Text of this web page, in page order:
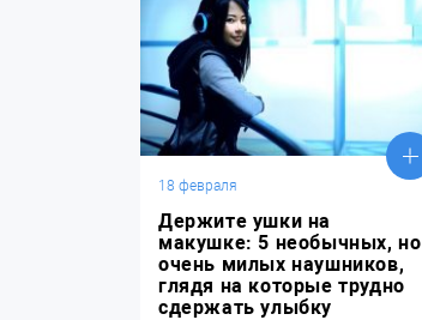
18 февраля
Держите ушки на
макушке: 5 необычных, но
очень милых наушников,
глядя на которые трудно
сдержать улыбку